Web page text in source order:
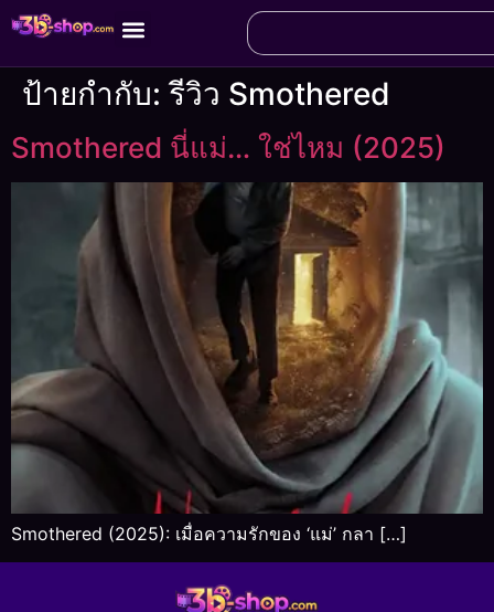
ป้ายกำกับ:รีวิว Smothered
Smothered นี่แม่… ใช่ไหม (2025)
Smothered (2025): เมื่อความรักของ ‘แม่’ กลา […]